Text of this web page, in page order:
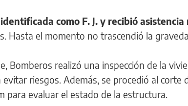
como F. J. y recibió
Hasta el momento no trascendió la
Bomberos realizó una inspección de la
riesgos. Además, se procedió al corte
para evaluar el estado de la estructura.